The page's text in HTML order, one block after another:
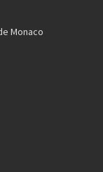
Monaco